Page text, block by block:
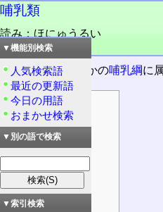
哺乳類
読み：ほにゅうるい
品詞：名詞
脊索動物門のなかの哺乳綱に
目次
情報
分類
特徴
主な特徴
▼機能別検索
人気検索語
最近の更新語
今日の用語
おまかせ検索
▼別の語で検索
▼索引検索